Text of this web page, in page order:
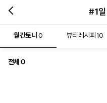
#1일
월간토니0 뷰티레시피10
전체 0